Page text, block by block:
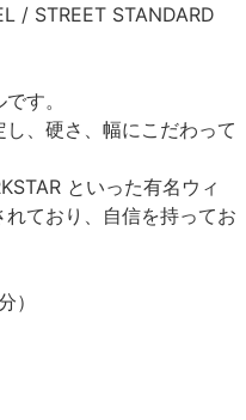
/ STREET STANDARD
す。
、硬さ、幅にこだわって
といった有名ウィ
ており、自信を持ってお
）